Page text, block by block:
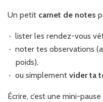
Un petit carnet de notes
lister les rendez-vous
noter tes observations
poids),
ou simplement vider ta
Écrire, c’est une mini-